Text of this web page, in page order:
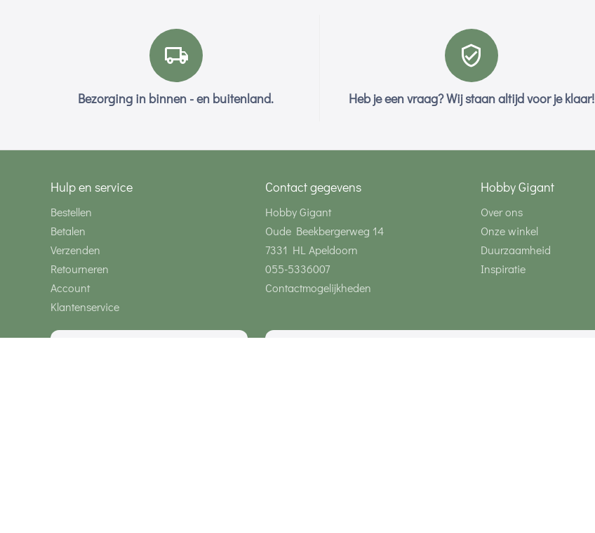
Bezorging in binnen - en buitenland. Heb je een vraag? Wij staan altijd voor je klaar!
Hulp en service
Bestellen
Betalen
Verzenden
Retourneren
Account
Klantenservice
Contact gegevens
Hobby Gigant
Oude Beekbergerweg 14
7331 HL Apeldoorn
055-5336007
Contactmogelijkheden
Hobby Gigant
Over ons
Onze winkel
Duurzaamheid
Inspiratie